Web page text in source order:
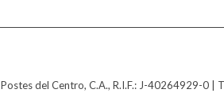
Postes del Centro, C.A., R.I.F.: J-40264929-0 |